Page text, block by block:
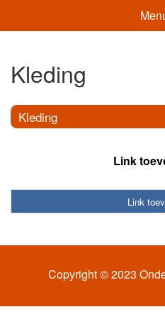
Kleding
Kleding
Link
Link
Copyright © 2023